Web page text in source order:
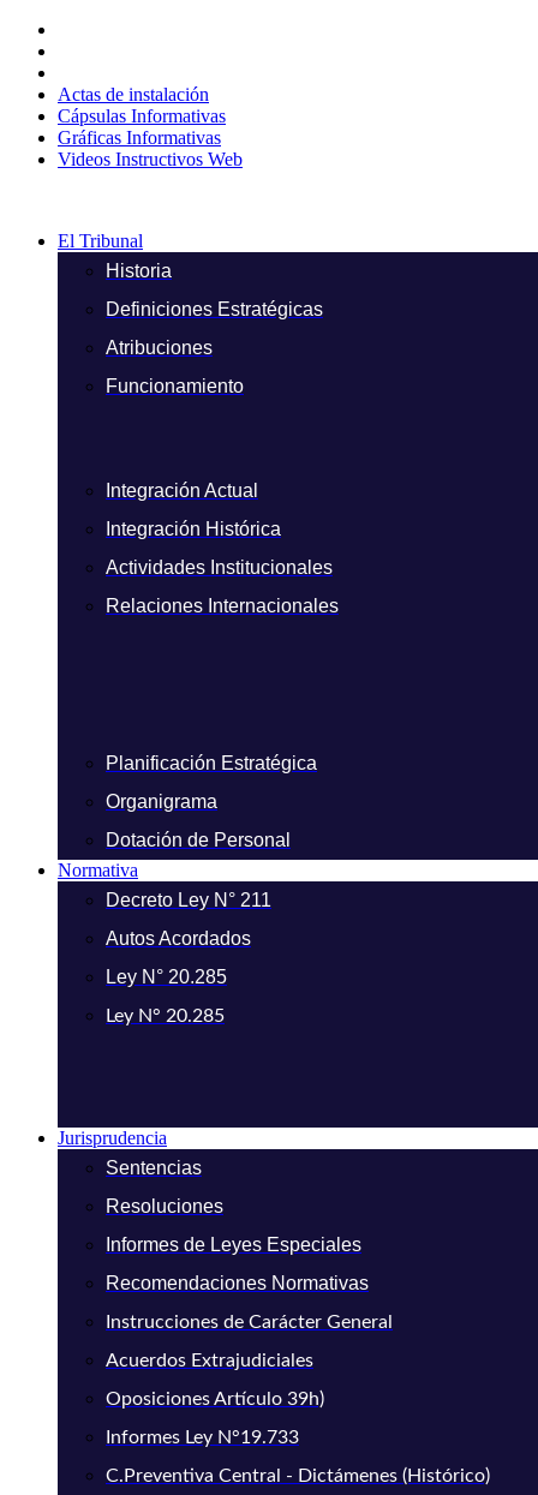
contenido
Actas de instalación
Cápsulas Informativas
Gráficas Informativas
Videos Instructivos Web
El Tribunal
Historia
Definiciones Estratégicas
Atribuciones
Funcionamiento
Integración Actual
Integración Histórica
Actividades Institucionales
Relaciones Internacionales
Planificación Estratégica
Organigrama
Dotación de Personal
Normativa
Decreto Ley N° 211
Autos Acordados
Ley N° 20.285
Ley N° 20.285
Jurisprudencia
Sentencias
Resoluciones
Informes de Leyes Especiales
Recomendaciones Normativas
Instrucciones de Carácter General
Acuerdos Extrajudiciales
Oposiciones Artículo 39h)
Informes Ley N°19.733
C.Preventiva Central - Dictámenes (Histórico)